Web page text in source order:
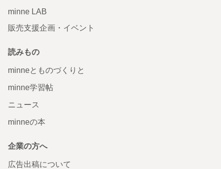
minne LAB
販売支援企画・イベント
読みもの
minneとものづくりと
minne学習帖
ニュース
minneの本
企業の方へ
広告出稿について